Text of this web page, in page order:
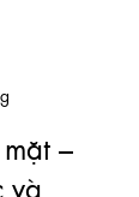
–
và